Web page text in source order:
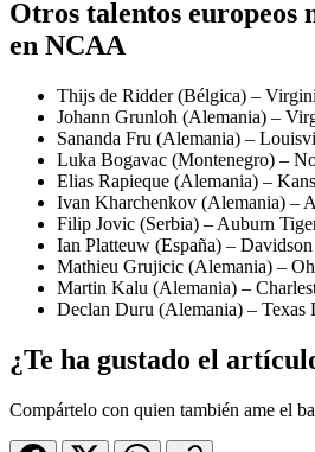
Otros talentos europeos
en NCAA
Thijs de Ridder (Bélgica) –
Johann Grunloh (Alemania) –
Sananda Fru (Alemania) –
Luka Bogavac (Montenegro) –
Elias Rapieque (Alemania) –
Ivan Kharchenkov (Alemania) –
Filip Jovic (Serbia) – Auburn
Ian Platteuw (España) –
Mathieu Grujicic (Alemania) –
Martin Kalu (Alemania) –
Declan Duru (Alemania) – Texas
¿Te ha gustado el
Compártelo con quien también ame el